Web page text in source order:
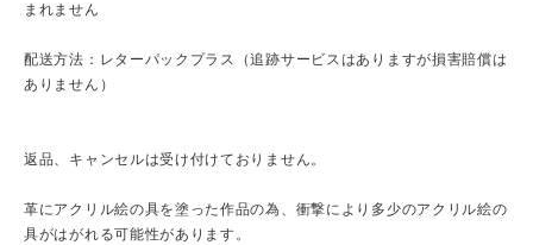
まれません
配送方法：レターパックプラス（追跡サービスはありますが損害賠償は
ありません）
返品、キャンセルは受け付けておりません。
革にアクリル絵の具を塗った作品の為、衝撃により多少のアクリル絵の
具がはがれる可能性があります。